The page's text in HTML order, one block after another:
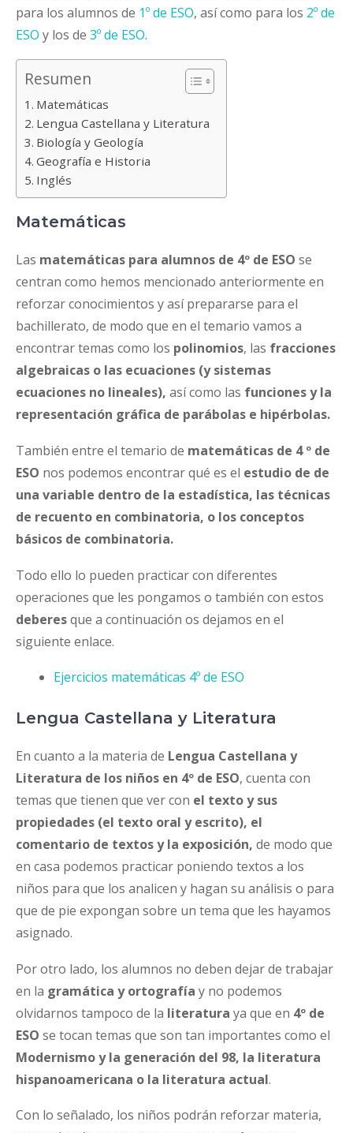
para los alumnos de 1º de ESO, así como para los 2º de
ESO y los de 3º de ESO.
Resumen
Matemáticas
Lengua Castellana y Literatura
Biología y Geología
Geografía e Historia
Inglés
Matemáticas
Las matemáticas para alumnos de 4º de ESO se
centran como hemos mencionado anteriormente en
reforzar conocimientos y así prepararse para el
bachillerato, de modo que en el temario vamos a
encontrar temas como los polinomios, las fracciones
algebraicas o las ecuaciones (y sistemas
ecuaciones no lineales), así como las funciones y la
representación gráfica de parábolas e hipérbolas.
También entre el temario de matemáticas de 4 º de
ESO nos podemos encontrar qué es el estudio de de
una variable dentro de la estadística, las técnicas
de recuento en combinatoria, o los conceptos
básicos de combinatoria.
Todo ello lo pueden practicar con diferentes
operaciones que les pongamos o también con estos
deberesque a continuación os dejamos en el
siguiente enlace.
Ejercicios matemáticas 4º de ESO
Lengua Castellana y Literatura
En cuanto a la materia de Lengua Castellana y
Literatura de los niños en 4º de ESO, cuenta con
temas que tienen que ver con el texto y sus
propiedades (el texto oral y escrito), el
comentario de textos y la exposición, de modo que
en casa podemos practicar poniendo textos a los
niños para que los analicen y hagan su análisis o para
que de pie expongan sobre un tema que les hayamos
asignado.
Por otro lado, los alumnos no deben dejar de trabajar
en la gramática y ortografía y no podemos
olvidarnos tampoco de la literatura ya que en 4º de
ESO se tocan temas que son tan importantes como el
Modernismo y la generación del 98, la literatura
hispanoamericana o la literatura actual.
Con lo señalado, los niños podrán reforzar materia,